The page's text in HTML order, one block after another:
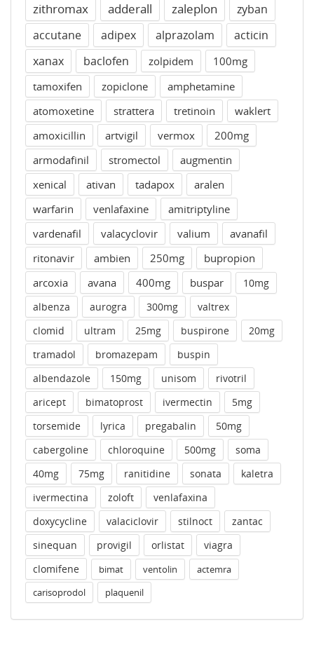
zithromax
adderall zaleplon
zyban
accutane
adipex alprazolam
acticin
xanax
baclofen zolpidem
100mg
tamoxifen
zopiclone
amphetamine
atomoxetine
strattera tretinoin
waklert
amoxicillin
artvigil vermox
200mg
armodafinil
stromectol
augmentin
xenical
ativan tadapox
aralen
warfarin
venlafaxine
amitriptyline
vardenafil
valacyclovir valium
avanafil
ritonavir
ambien 250mg
bupropion
arcoxia
avana 400mg buspar
10mg
albenza
aurogra 300mg
valtrex
clomid
ultram 25mg buspirone
20mg
tramadol
bromazepam
buspin
albendazole
150mg unisom
rivotril
aricept
bimatoprost ivermectin
5mg
torsemide
lyrica pregabalin
50mg
cabergoline
chloroquine 500mg
soma
40mg
75mg ranitidine sonata
kaletra
ivermectina
zoloft
venlafaxina
doxycycline
valaciclovir stilnoct
zantac
sinequan
provigil orlistat
viagra
clomifene
bimat ventolin
actemra
carisoprodol
plaquenil